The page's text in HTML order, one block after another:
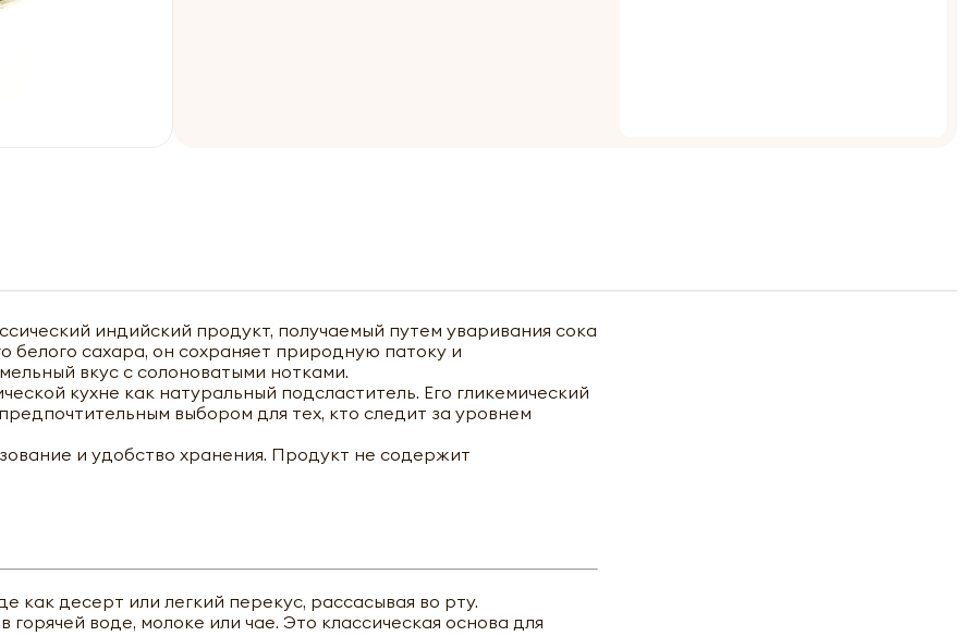
индийский продукт, получаемый путем уваривания сока
белого сахара, он сохраняет природную патоку и
вкус с солоноватыми нотками.
кухне как натуральный подсластитель. Его гликемический
выбором для тех, кто следит за уровнем
и удобство хранения. Продукт не содержит
как десерт или легкий перекус, рассасывая во рту.
воде, молоке или чае. Это классическая основа для